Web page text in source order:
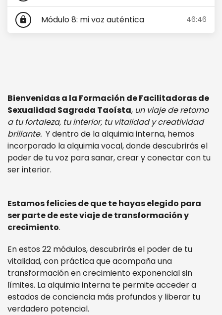
lock Módulo 8: mi voz auténtica 46:46
Bienvenidas a la Formación de Facilitadoras de
Sexualidad Sagrada Taoísta, un viaje de retorno
a tu fortaleza, tu interior, tu vitalidad y creatividad
brillante. Y dentro de la alquimia interna, hemos
incorporado la alquimia vocal, donde descubrirás el
poder de tu voz para sanar, crear y conectar con tu
ser interior.
Estamos felicies de que te hayas elegido para
ser parte de este viaje de transformación y
crecimiento.
En estos 22 módulos, descubrirás el poder de tu
vitalidad, con práctica que acompaña una
transformación en crecimiento exponencial sin
límites. La alquimia interna te permite acceder a
estados de conciencia más profundos y liberar tu
verdadero potencial.